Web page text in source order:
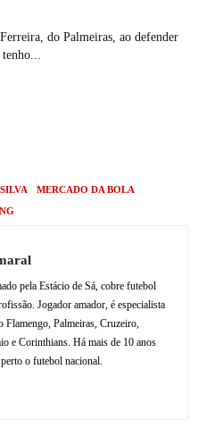
do Palmeiras, ao defender
MERCADO DA BOLA
pela Estácio de Sá, cobre futebol
Jogador amador, é especialista
Flamengo, Palmeiras, Cruzeiro,
e Corinthians. Há mais de 10 anos
o futebol nacional.